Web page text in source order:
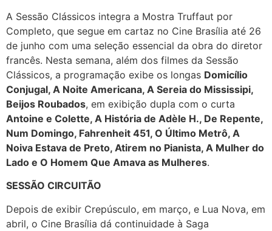
A Sessão Clássicos integra a Mostra Truffaut por
Completo, que segue em cartaz no Cine Brasília até 26
de junho com uma seleção essencial da obra do diretor
francês. Nesta semana, além dos filmes da Sessão
Clássicos, a programação exibe os longas Domicílio
Conjugal, A Noite Americana, A Sereia do Mississipi,
Beijos Roubados, em exibição dupla com o curta
Antoine e Colette, A História de Adèle H., De Repente,
Num Domingo, Fahrenheit 451, O Último Metrô, A
Noiva Estava de Preto, Atirem no Pianista, A Mulher do
Lado e O Homem Que Amava as Mulheres.
SESSÃO CIRCUITÃO
Depois de exibir Crepúsculo, em março, e Lua Nova, em
abril, o Cine Brasília dá continuidade à Saga